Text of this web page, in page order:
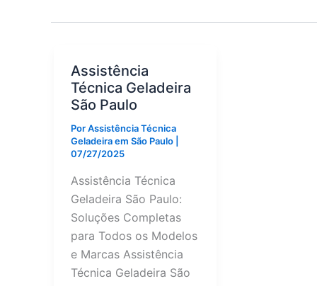
Assistência
Técnica Geladeira
São Paulo
PorAssistência Técnica
Geladeira em São Paulo
07/27/2025
Assistência Técnica
Geladeira São Paulo:
Soluções Completas
para Todos os Modelos
e Marcas Assistência
Técnica Geladeira São